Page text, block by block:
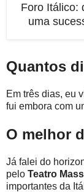
Foro Itálico:
uma
Quantos
Em três dias, eu
fui embora com
O melhor
Já falei do
pelo Teatro
importantes da